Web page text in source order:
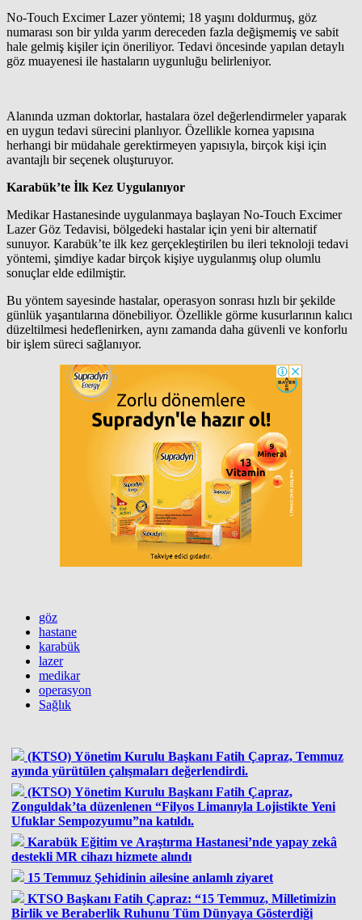
No-Touch Excimer Lazer yöntemi; 18 yaşını doldurmuş, göz
numarası son bir yılda yarım dereceden fazla değişmemiş ve sabit
hale gelmiş kişiler için öneriliyor. Tedavi öncesinde yapılan detaylı
göz muayenesi ile hastaların uygunluğu belirleniyor.
Alanında uzman doktorlar, hastalara özel değerlendirmeler yaparak
en uygun tedavi sürecini planlıyor. Özellikle kornea yapısına
herhangi bir müdahale gerektirmeyen yapısıyla, birçok kişi için
avantajlı bir seçenek oluşturuyor.
Karabük’te İlk Kez Uygulanıyor
Medikar Hastanesinde uygulanmaya başlayan No-Touch Excimer
Lazer Göz Tedavisi, bölgedeki hastalar için yeni bir alternatif
sunuyor. Karabük’te ilk kez gerçekleştirilen bu ileri teknoloji tedavi
yöntemi, şimdiye kadar birçok kişiye uygulanmış olup olumlu
sonuçlar elde edilmiştir.
Bu yöntem sayesinde hastalar, operasyon sonrası hızlı bir şekilde
günlük yaşantılarına dönebiliyor. Özellikle görme kusurlarının kalıcı
düzeltilmesi hedeflenirken, aynı zamanda daha güvenli ve konforlu
bir işlem süreci sağlanıyor.
göz
hastane
karabük
lazer
medikar
operasyon
Sağlık
(KTSO) Yönetim Kurulu Başkanı Fatih Çapraz, Temmuz
ayında yürütülen çalışmaları değerlendirdi.
(KTSO) Yönetim Kurulu Başkanı Fatih Çapraz,
Zonguldak’ta düzenlenen “Filyos Limanıyla Lojistikte Yeni
Ufuklar Sempozyumu”na katıldı.
Karabük Eğitim ve Araştırma Hastanesi’nde yapay zekâ
destekli MR cihazı hizmete alındı
15 Temmuz Şehidinin ailesine anlamlı ziyaret
KTSO Başkanı Fatih Çapraz: “15 Temmuz, Milletimizin
Birlik ve Beraberlik Ruhunu Tüm Dünyaya Gösterdiği